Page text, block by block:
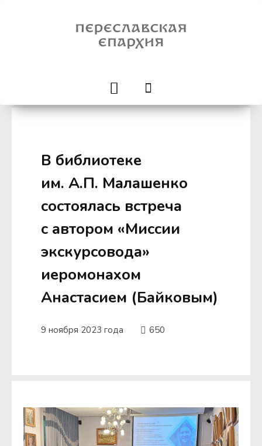
В библиотеке
им. А.П. Малашенко
состоялась встреча
с автором «Миссии
экскурсовода»
иеромонахом
Анастасием (Байковым)
9 ноября 2023 года 650